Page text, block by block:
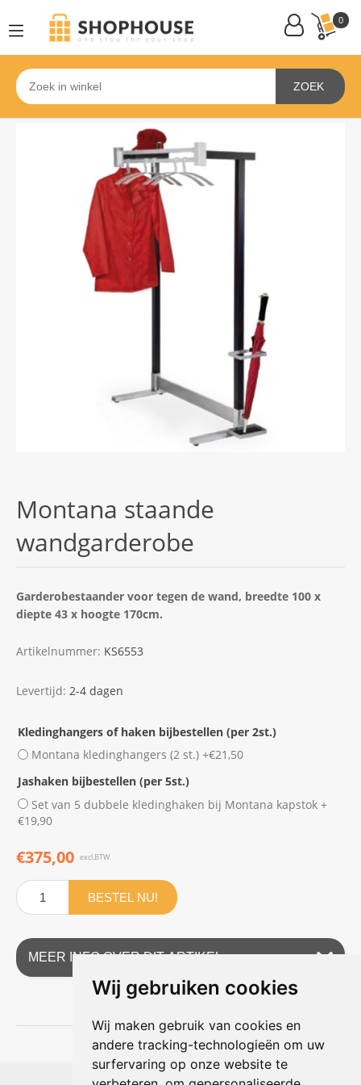
Wij gebruiken cookies
Wij maken gebruik van cookies en
andere tracking-technologieën om uw
surfervaring op onze website te
0
ZOEK
Montana staande
wandgarderobe
Garderobestaander voor tegen de wand, breedte 100 x
diepte 43 x hoogte 170cm.
Artikelnummer: KS6553
Levertijd: 2-4 dagen
Kledinghangers of haken bijbestellen (per 2st.)
Montana kledinghangers (2 st.) +€21,50
Jashaken bijbestellen (per 5st.)
Set van 5 dubbele kledinghaken bij Montana kapstok +
€19,90
€375,00 excl.BTW
BESTEL NU!
MEER INFO OVER DIT ARTIKEL